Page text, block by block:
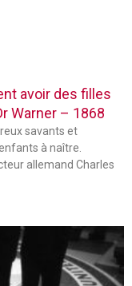
avoir des filles
Warner – 1868
savants et
à naître.
allemand Charles